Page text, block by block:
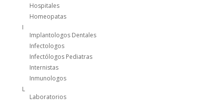
Hospitales
Homeopatas
I
Implantologos Dentales
Infectologos
Infectólogos Pediatras
Internistas
Inmunologos
L
Laboratorios